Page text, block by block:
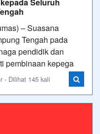
– Suasana
Tengah pada
pendidik dan
pembinaan kepega
- Dilihat 145 kali